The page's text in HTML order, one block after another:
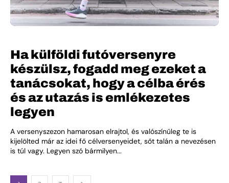
Ha külföldi futóversenyre
készülsz, fogadd meg ezeket a
tanácsokat, hogy a célba érés
és az utazás is emlékezetes
legyen
A versenyszezon hamarosan elrajtol, és valószínűleg te is
kijelölted már az idei fő célversenyeidet, sőt talán a nevezésen
is túl vagy. Legyen szó bármilyen...